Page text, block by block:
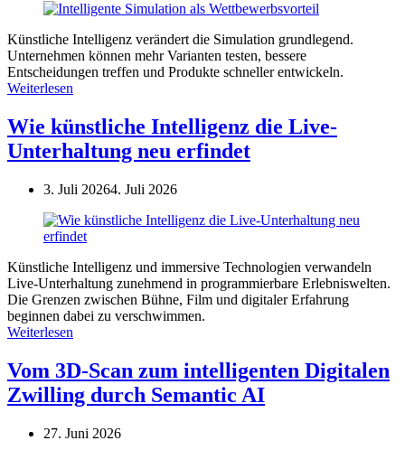
Künstliche Intelligenz verändert die Simulation grundlegend.
Unternehmen können mehr Varianten testen, bessere
Entscheidungen treffen und Produkte schneller entwickeln.
Weiterlesen
Wie künstliche Intelligenz die Live-
Unterhaltung neu erfindet
3. Juli 20264. Juli 2026
Künstliche Intelligenz und immersive Technologien verwandeln
Live-Unterhaltung zunehmend in programmierbare Erlebniswelten.
Die Grenzen zwischen Bühne, Film und digitaler Erfahrung
beginnen dabei zu verschwimmen.
Weiterlesen
Vom 3D-Scan zum intelligenten Digitalen
Zwilling durch Semantic AI
27. Juni 2026